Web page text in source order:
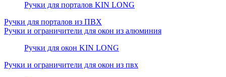
Ручки для порталов KIN LONG
Ручки для порталов из ПВХ
Ручки и ограничители для окон из алюминия
Ручки для окон KIN LONG
Ручки и ограничители для окон из пвх